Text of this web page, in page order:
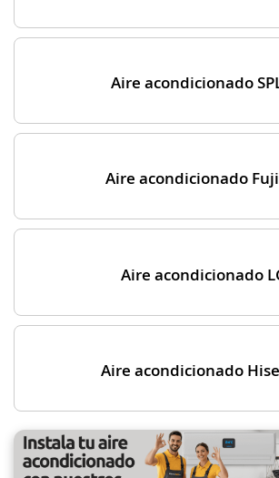
Aire acondicionado
Aire acondicionado
Aire acondicionado
Aire acondicionado